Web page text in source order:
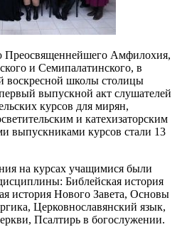
Преосвященнейшего Амфилохия,
и Семипалатинского, в
воскресной школы столицы
выпускной акт слушателей
курсов для мирян,
и катехизаторским
выпускниками курсов стали 13
на курсах учащимися были
Библейская история
история Нового Завета, Основы
Церковнославянский язык,
Псалтирь в богослужении.